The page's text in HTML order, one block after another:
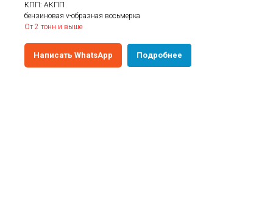
КПП: АКПП
бензиновая v-образная восьмерка
От 2 тонн и выше
Написать WhatsApp Подробнее